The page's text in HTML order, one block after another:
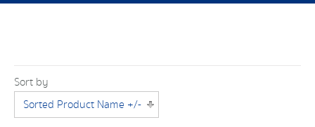
Sort by
Sorted Product Name +/-